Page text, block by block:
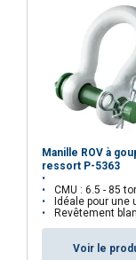
Manille ROV à
ressort P-5363
CMU : 6.5 - 85
Idéale pour une utilisation
Revêtement blanc pour une
Voir le